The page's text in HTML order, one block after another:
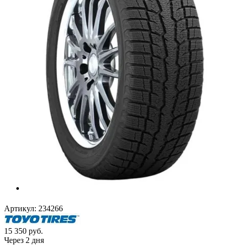
Артикул: 234266
15 350 руб.
Через 2 дня